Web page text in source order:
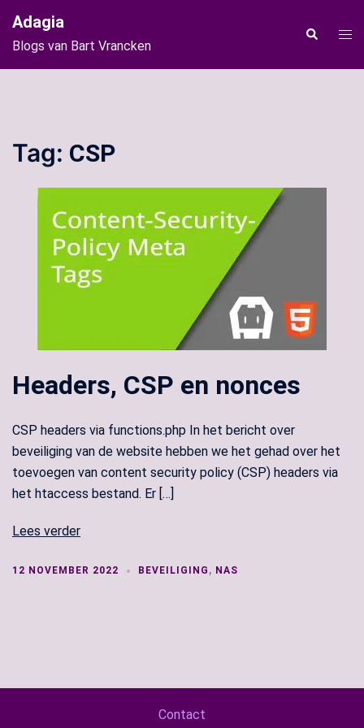
naar
de
inhoud
Adagia
Blogs van Bart Vrancken
Zoeken
Tag: CSP
Headers, CSP en nonces
CSP headers via functions.php In het bericht over
beveiliging van de website hebben we het gehad over het
toevoegen van content security policy (CSP) headers via
het htaccess bestand. Er […]
Lees verder
12 NOVEMBER 2022 BEVEILIGING , NAS
Contact